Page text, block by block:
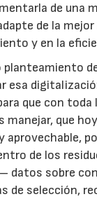
de una
de la
y en la
planteamiento
esa
que con
manejar, que
aprovechable,
de los
datos sobre
de selección,